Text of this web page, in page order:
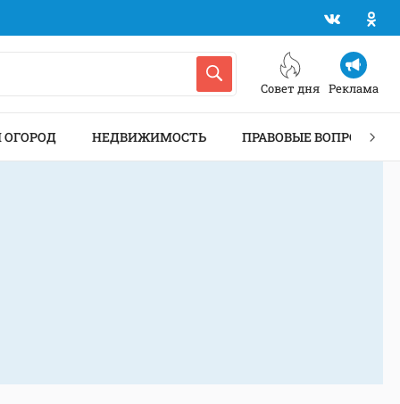
Совет дня Реклама
ОГОРОД НЕДВИЖИМОСТЬ ПРАВОВЫЕ ВОПРОСЫ